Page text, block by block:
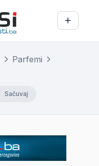
Parfemi
Sačuvaj